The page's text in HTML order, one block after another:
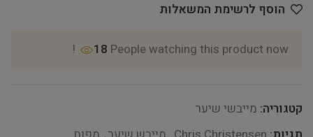
הוסף לרשימת המשאלות
18 People watching this product now!
קטגוריה: מייבשי שיער